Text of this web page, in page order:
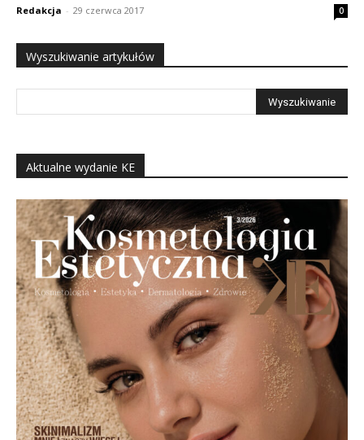
Redakcja - 29 czerwca 2017 0
Wyszukiwanie artykułów
Aktualne wydanie KE